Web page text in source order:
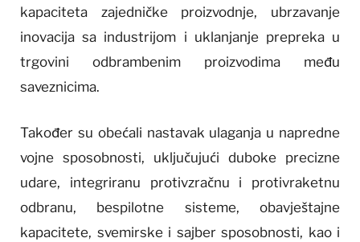
kapaciteta zajedničke proizvodnje, ubrzavanje
inovacija sa industrijom i uklanjanje prepreka u
trgovini odbrambenim proizvodima među
saveznicima.
Također su obećali nastavak ulaganja u napredne
vojne sposobnosti, uključujući duboke precizne
udare, integriranu protivzračnu i protivraketnu
odbranu, bespilotne sisteme, obavještajne
kapacitete, svemirske i sajber sposobnosti, kao i